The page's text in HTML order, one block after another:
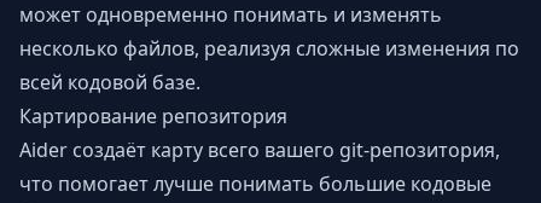
может одновременно понимать и изменять
несколько файлов, реализуя сложные изменения по
всей кодовой базе.
Картирование репозитория
Aider создаёт карту всего вашего git-репозитория,
что помогает лучше понимать большие кодовые